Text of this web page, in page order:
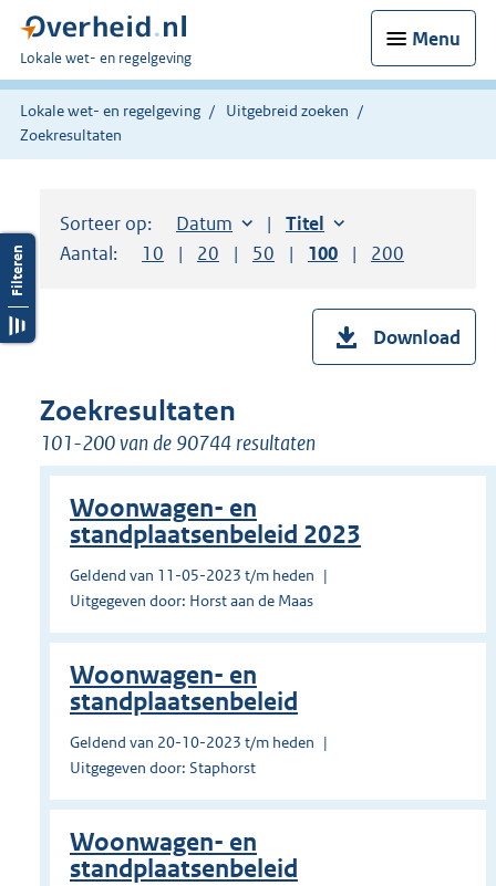
Menu
U
bent
hier:
Lokale wet- en regelgeving
Lokale wet- en regelgeving
Uitgebreid zoeken
Zoekresultaten
Sorteer op: Sorteer op:
Datum aflopendSorteer op:
Titel oplopend
Aantal:
Toon
10 resultaten per pagina
Toon
20 resultaten per pagina
Toon
50 resultaten per pagina
Toon
100 resultaten per
Toon
200
Download
Zoekresultaten
101-200 van de 90744 resultaten
Woonwagen- en
standplaatsenbeleid 2023
Geldend van 11-05-2023 t/m heden
Uitgegeven door: Horst aan de Maas
Woonwagen- en
standplaatsenbeleid
Geldend van 20-10-2023 t/m heden
Uitgegeven door: Staphorst
Woonwagen- en
standplaatsenbeleid